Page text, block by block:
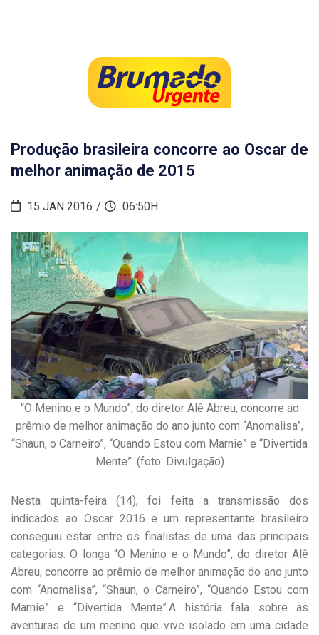
Produção brasileira concorre ao Oscar de
melhor animação de 2015
15 JAN 2016 06:50H
“O Menino e o Mundo”, do diretor Alê Abreu, concorre ao
prêmio de melhor animação do ano junto com “Anomalisa”,
“Shaun, o Carneiro”, “Quando Estou com Marnie” e “Divertida
Mente”. (foto: Divulgação)
Nesta quinta-feira (14), foi feita a transmissão dos
indicados ao Oscar 2016 e um representante brasileiro
conseguiu estar entre os finalistas de uma das principais
categorias. O longa “O Menino e o Mundo”, do diretor Alê
Abreu, concorre ao prêmio de melhor animação do ano junto
com “Anomalisa”, “Shaun, o Carneiro”, “Quando Estou com
Marnie” e “Divertida Mente”.A história fala sobre as
aventuras de um menino que vive isolado em uma cidade